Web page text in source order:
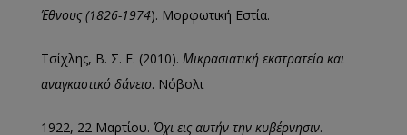
Έθνους (1826-1974). Μορφωτική Εστία.
Τσίχλης, Β. Σ. Ε. (2010). Μικρασιατική εκστρατεία και
αναγκαστικό δάνειο. Νόβολι
1922, 22 Μαρτίου. Όχι εις αυτήν την κυβέρνησιν.